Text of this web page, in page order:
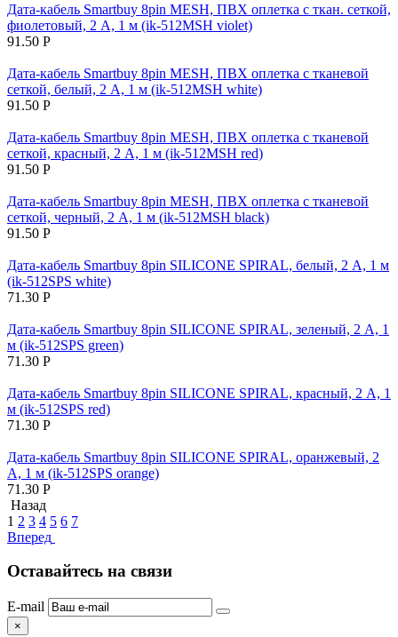
Дата-кабель Smartbuy 8pin MESH, ПВХ оплетка с ткан. сеткой,
фиолетовый, 2 А, 1 м (ik-512MSH violet)
91.50 Р
Дата-кабель Smartbuy 8pin MESH, ПВХ оплетка с тканевой
сеткой, белый, 2 А, 1 м (ik-512MSH white)
91.50 Р
Дата-кабель Smartbuy 8pin MESH, ПВХ оплетка с тканевой
сеткой, красный, 2 А, 1 м (ik-512MSH red)
91.50 Р
Дата-кабель Smartbuy 8pin MESH, ПВХ оплетка с тканевой
сеткой, черный, 2 А, 1 м (ik-512MSH black)
91.50 Р
Дата-кабель Smartbuy 8pin SILICONE SPIRAL, белый, 2 А, 1 м
(ik-512SPS white)
71.30 Р
Дата-кабель Smartbuy 8pin SILICONE SPIRAL, зеленый, 2 А, 1
м (ik-512SPS green)
71.30 Р
Дата-кабель Smartbuy 8pin SILICONE SPIRAL, красный, 2 А, 1
м (ik-512SPS red)
71.30 Р
Дата-кабель Smartbuy 8pin SILICONE SPIRAL, оранжевый, 2
А, 1 м (ik-512SPS orange)
71.30 Р
Назад
1 2 3 4 5 6 7
Вперед
Оставайтесь на связи
E-mail
×